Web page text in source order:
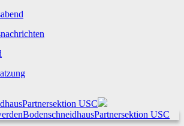
Partnersektion USC
BodenschneidhausPartnersektion USC